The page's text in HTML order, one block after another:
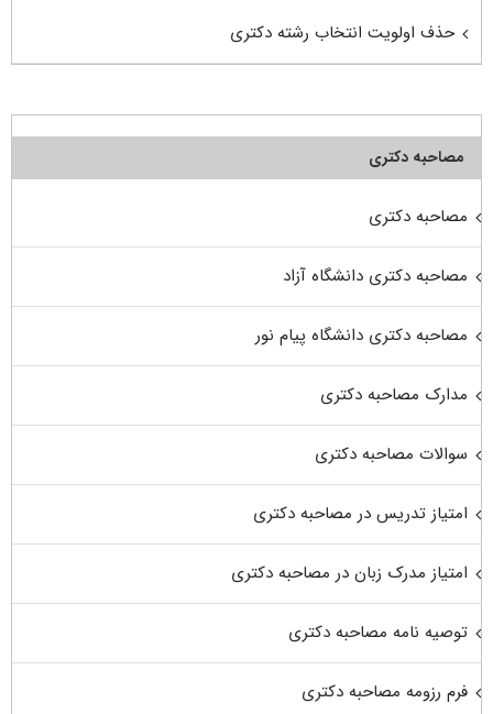
حذف اولویت انتخاب رشته دکتری
مصاحبه دکتری
مصاحبه دکتری
مصاحبه دکتری دانشگاه آزاد
مصاحبه دکتری دانشگاه پیام نور
مدارک مصاحبه دکتری
سوالات مصاحبه دکتری
امتیاز تدریس در مصاحبه دکتری
امتیاز مدرک زبان در مصاحبه دکتری
توصیه نامه مصاحبه دکتری
فرم رزومه مصاحبه دکتری